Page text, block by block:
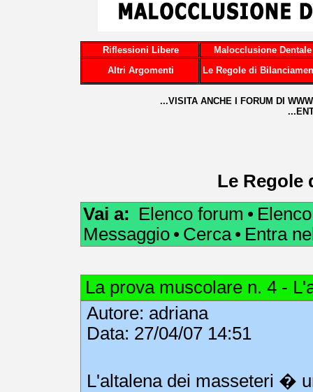
Riflessioni Libere
Malocclusione Dentale
Altri Argomenti
Le Regole di
...VISITA ANCHE I FORUM DI
Le Regole
Vai a: Elenco forum •
Messaggio • Cerca • Entra
La prova muscolare n. 4 -
Autore: adriana
Data: 27/04/07 14:51
L'altalena dei masseteri �